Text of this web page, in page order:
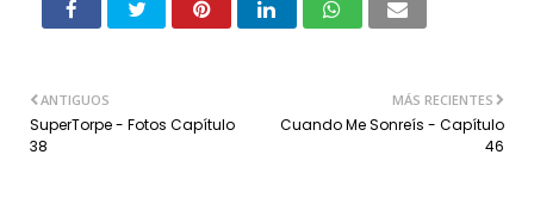
MÁS RECIENTES
Cuando Me Sonreís - Capítulo
46
ANTIGUOS
SuperTorpe - Fotos Capítulo
38